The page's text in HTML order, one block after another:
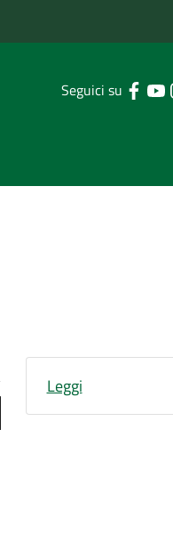
Seguici su
Leggi